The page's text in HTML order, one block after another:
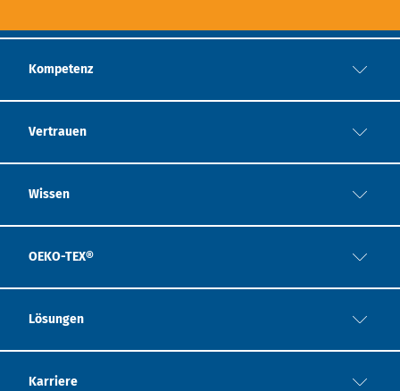
Kompetenz
Vertrauen
Wissen
OEKO-TEX®
Lösungen
Karriere